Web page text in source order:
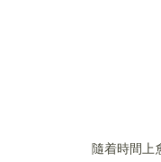
隨着時間上